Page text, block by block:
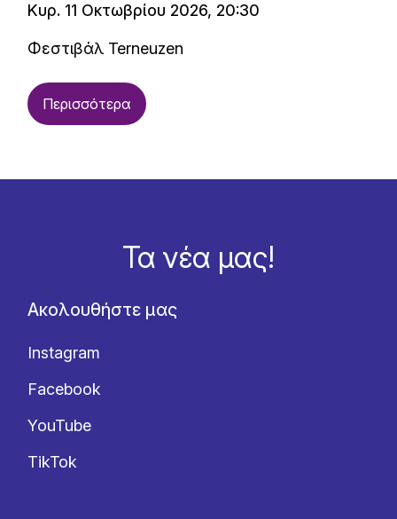
Κυρ. 11 Οκτωβρίου 2026, 20:30
Φεστιβάλ Terneuzen
Περισσότερα
Τα νέα μας!
Ακολουθήστε μας
Instagram
Facebook
YouTube
TikTok